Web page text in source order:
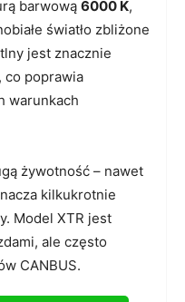
barwową 6000 K,
światło zbliżone
jest znacznie
co poprawia
warunkach
żywotność – nawet
kilkukrotnie
Model XTR jest
ale często
CANBUS.